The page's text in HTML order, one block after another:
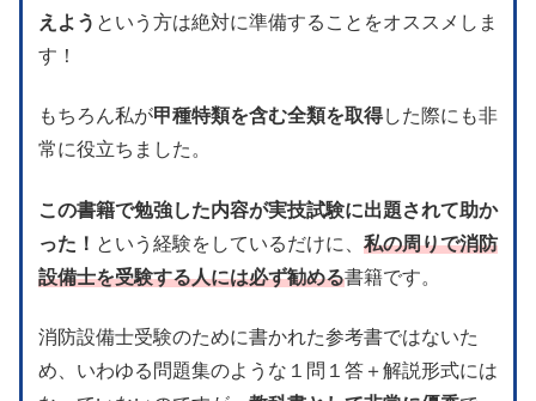
えよう という方は絶対に準備することをオススメしま
す！
もちろん私が甲種特類を含む全類を取得した際にも非
常に役立ちました。
この書籍で勉強した内容が実技試験に出題されて助か
った！ という経験をしているだけに、 私の周りで消防
設備士を受験する人には必ず勧める書籍です。
消防設備士受験のために書かれた参考書ではないた
め、いわゆる問題集のような１問１答＋解説形式には